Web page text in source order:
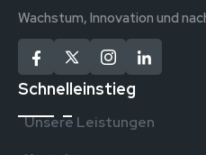
Wachstum, Innovation und
Schnelleinstieg
Unsere Leistungen